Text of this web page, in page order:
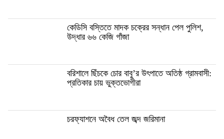
কেডিসি বস্তিতে মাদক চক্রের সন্ধান পেল পুলিশ,
উদ্ধার ৬৬ কেজি গাঁজা
বরিশালে ছিঁচকে চোর বাবু’র উৎপাতে অতিষ্ঠ গ্রামবাসী:
প্রতিকার চায় ভুক্তভোগীরা
চরফ্যাশনে অবৈধ তেল জব্দ জরিমানা